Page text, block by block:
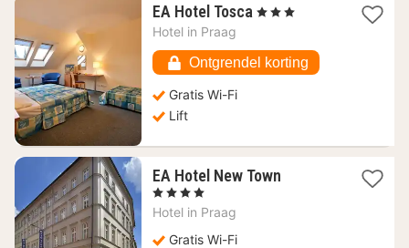
EA Hotel Tosca 1
49,12
€
, 3 Sterren
Hotel in Praag
Ontgrendel korting
Gratis Wi-Fi
Lift
EA Hotel New Town1
, 4 Sterren
Hotel in Praag
Gratis Wi-Fi